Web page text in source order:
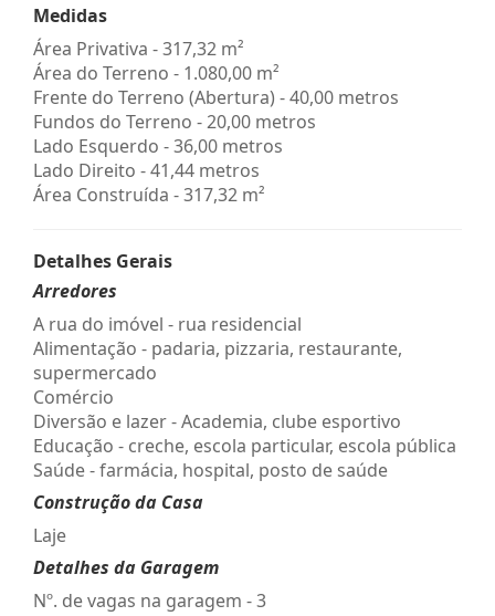
Medidas
Área Privativa - 317,32 m²
Área do Terreno - 1.080,00 m²
Frente do Terreno (Abertura) - 40,00 metros
Fundos do Terreno - 20,00 metros
Lado Esquerdo - 36,00 metros
Lado Direito - 41,44 metros
Área Construída - 317,32 m²
Detalhes Gerais
Arredores
A rua do imóvel - rua residencial
Alimentação - padaria, pizzaria, restaurante,
supermercado
Comércio
Diversão e lazer - Academia, clube esportivo
Educação - creche, escola particular, escola pública
Saúde - farmácia, hospital, posto de saúde
Construção da Casa
Laje
Detalhes da Garagem
Nº. de vagas na garagem - 3